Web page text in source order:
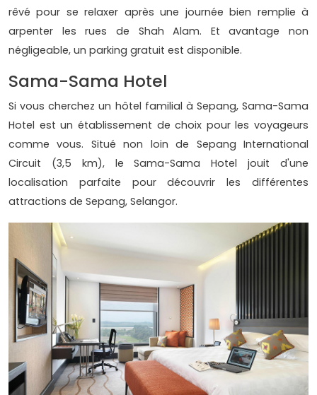
rêvé pour se relaxer après une journée bien remplie à
arpenter les rues de Shah Alam. Et avantage non
négligeable, un parking gratuit est disponible.
Sama-Sama Hotel
Si vous cherchez un hôtel familial à Sepang, Sama-Sama
Hotel est un établissement de choix pour les voyageurs
comme vous. Situé non loin de Sepang International
Circuit (3,5 km), le Sama-Sama Hotel jouit d'une
localisation parfaite pour découvrir les différentes
attractions de Sepang, Selangor.